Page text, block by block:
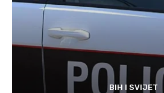
BIH I SVIJET